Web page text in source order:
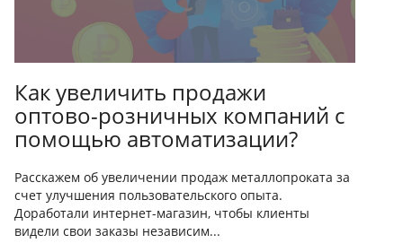
Как увеличить продажи
оптово-розничных компаний с
помощью автоматизации?
Расскажем об увеличении продаж металлопроката за
счет улучшения пользовательского опыта.
Доработали интернет-магазин, чтобы клиенты
видели свои заказы независим...